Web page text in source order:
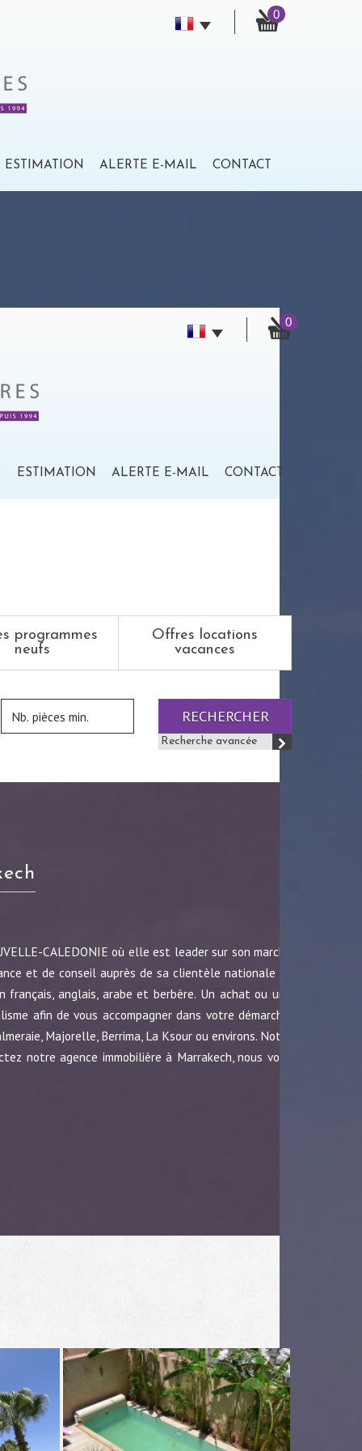
0
ESTIMATION ALERTE E-MAIL CONTACT
0
ESTIMATION ALERTE E-MAIL CONTACT
programmes
neufs
Offres locations
vacances
RECHERCHER
Recherche avancée
CALEDONIE où elle est leader sur son marché
et de conseil auprès de sa clientèle nationale et
anglais, arabe et berbère. Un achat ou une
afin de vous accompagner dans votre démarche.
Majorelle, Berrima, La Ksour ou environs. Notre
notre agence immobilière à Marrakech, nous vous